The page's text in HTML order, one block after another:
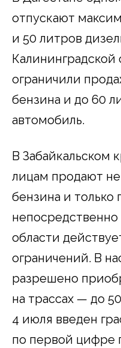
отпускают
и 50 литров
ограничили
бензина и до 60
автомобиль.
В Забайкальском
лицам продают
бензина и только
области
ограничений. В
разрешено
на трассах — до
4 июля введен
по первой цифре